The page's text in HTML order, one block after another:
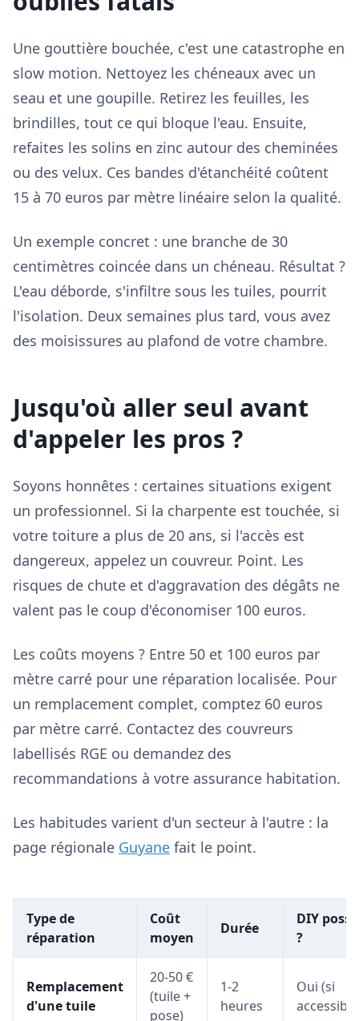
Une gouttière bouchée, c'est une catastrophe en
slow motion. Nettoyez les chéneaux avec un
seau et une goupille. Retirez les feuilles, les
brindilles, tout ce qui bloque l'eau. Ensuite,
refaites les solins en zinc autour des cheminées
ou des velux. Ces bandes d'étanchéité coûtent
15 à 70 euros par mètre linéaire selon la qualité.
Un exemple concret : une branche de 30
centimètres coincée dans un chéneau. Résultat ?
L'eau déborde, s'infiltre sous les tuiles, pourrit
l'isolation. Deux semaines plus tard, vous avez
des moisissures au plafond de votre chambre.
Jusqu'où aller seul avant
d'appeler les pros ?
Soyons honnêtes : certaines situations exigent
un professionnel. Si la charpente est touchée, si
votre toiture a plus de 20 ans, si l'accès est
dangereux, appelez un couvreur. Point. Les
risques de chute et d'aggravation des dégâts ne
valent pas le coup d'économiser 100 euros.
Les coûts moyens ? Entre 50 et 100 euros par
mètre carré pour une réparation localisée. Pour
un remplacement complet, comptez 60 euros
par mètre carré. Contactez des couvreurs
labellisés RGE ou demandez des
recommandations à votre assurance habitation.
Les habitudes varient d'un secteur à l'autre : la
page régionale Guyane fait le point.
Type de
réparation
Coût
moyen
Durée
DIY
?
Remplacement
d'une tuile
20-50 €
(tuile +
pose)
1-2
heures
Oui (si